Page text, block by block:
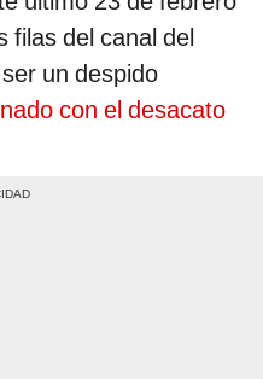
filas del canal del
un despido
con el desacato